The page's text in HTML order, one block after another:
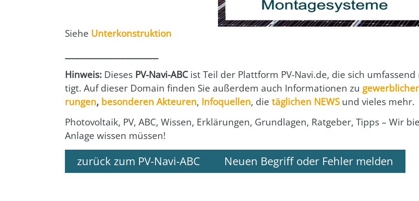
Sie­he Unter­kon­struk­ti­on
Hin­weis: Die­ses PV-Navi-ABC ist Teil der Platt­form PV-Navi.de, die sich
tigt. Auf die­ser Domain fin­den Sie außer­dem auch Infor­ma­tio­nen zu
run­gen, beson­de­ren Akteu­ren, Info­quel­len, dietäg­li­chen NEWSund vie­les mehr.
Pho­to­vol­ta­ik, PV, ABC, Wis­sen, Erklä­run­gen, Grund­la­gen, Rat­ge­ber, Tipps – Wir
Anla­ge wis­sen müs­sen!
zurück zum PV-Navi-ABC Neuen Begriff oder Fehler melden